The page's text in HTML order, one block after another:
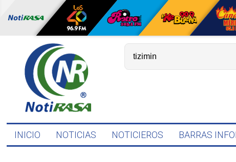
INICIO NOTICIAS NOTICIEROS BARRAS